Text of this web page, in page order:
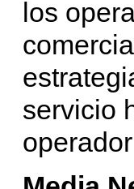
los
servicio